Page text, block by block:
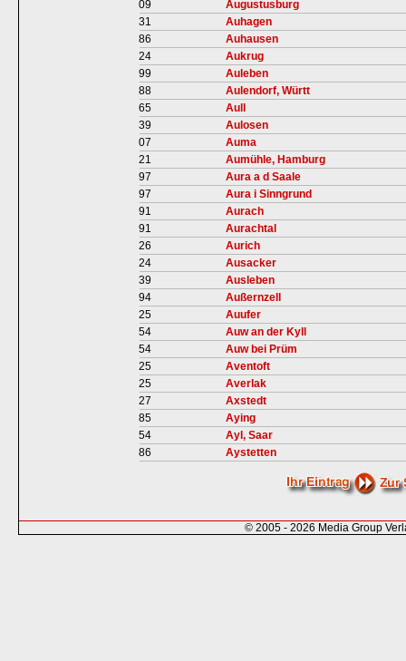
09
Augustusburg
31
Auhagen
86
Auhausen
24
Aukrug
99
Auleben
88
Aulendorf, Württ
65
Aull
39
Aulosen
07
Auma
21
Aumühle, Hamburg
97
Aura a d Saale
97
Aura i Sinngrund
91
Aurach
91
Aurachtal
26
Aurich
24
Ausacker
39
Ausleben
94
Außernzell
25
Auufer
54
Auw an der Kyll
54
Auw bei Prüm
25
Aventoft
25
Averlak
27
Axstedt
85
Aying
54
Ayl, Saar
86
Aystetten
© 2005 - 2026 Media Group